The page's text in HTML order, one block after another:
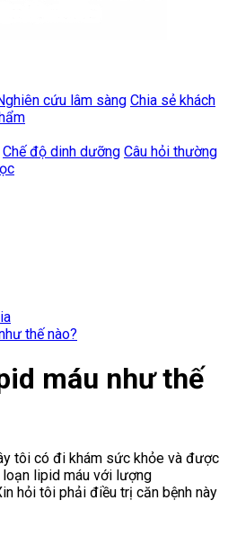
cứu lâm sàng Chia sẻ khách
Chế độ dinh dưỡng Câu hỏi thường
thế nào?
máu như thế
tôi có đi khám sức khỏe và được
lipid máu với lượng
hỏi tôi phải điều trị căn bệnh này